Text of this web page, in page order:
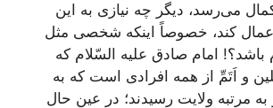
می‌رسد، دیگر چه نیازی به این
کند، خصوصاً اینکه شخصی مثل
باشد؟! امام صادق علیه السّلام که
و اَتَمِّ از همه افرادی است که به
مرتبه ولایت رسیدند؛ در عین حال